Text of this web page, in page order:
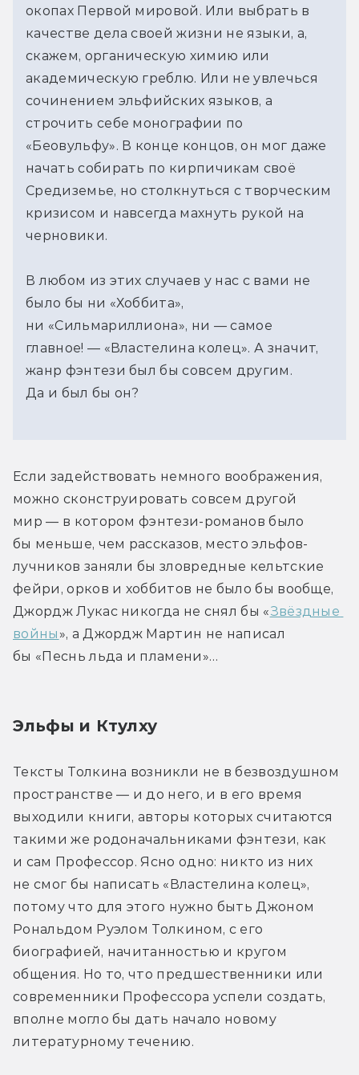
окопах Первой мировой. Или выбрать в
качестве дела своей жизни не языки, а,
скажем, органическую химию или
академическую греблю. Или не увлечься
сочинением эльфийских языков, а
строчить себе монографии по
«Беовульфу». В конце концов, он мог даже
начать собирать по кирпичикам своё
Средиземье, но столкнуться с творческим
кризисом и навсегда махнуть рукой на
черновики.
В любом из этих случаев у нас с вами не
было бы ни «Хоббита»,
ни «Сильмариллиона», ни — самое
главное! — «Властелина колец». А значит,
жанр фэнтези был бы совсем другим.
Да и был бы он?
Если задействовать немного воображения,
можно сконструировать совсем другой
мир — в котором фэнтези-романов было
бы меньше, чем рассказов, место эльфов-
лучников заняли бы зловредные кельтские
фейри, орков и хоббитов не было бы вообще,
Джордж Лукас никогда не снял бы «Звёздные
войны », а Джордж Мартин не написал
бы «Песнь льда и пламени»…
Эльфы и Ктулху
Тексты Толкина возникли не в безвоздушном
пространстве — и до него, и в его время
выходили книги, авторы которых считаются
такими же родоначальниками фэнтези, как
и сам Профессор. Ясно одно: никто из них
не смог бы написать «Властелина колец»,
потому что для этого нужно быть Джоном
Рональдом Руэлом Толкином, с его
биографией, начитанностью и кругом
общения. Но то, что предшественники или
современники Профессора успели создать,
вполне могло бы дать начало новому
литературному течению.